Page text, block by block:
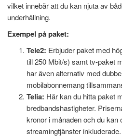
vilket innebär att du kan njuta av
underhållning.
Exempel på paket:
Tele2: Erbjuder paket med
till 250 Mbit/s) samt tv-paket
har även alternativ med
mobilabonnemang
Telia: Här kan du hitta paket
bredbandshastigheter.
kronor i månaden och du kan
streamingtjänster inkluderade.